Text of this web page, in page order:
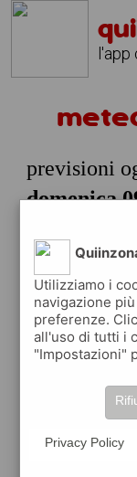
previsioni
domenica
09:00
12:00
Utilizziamo i
navigazione
preferenze.
all'uso di tutti i
"Impostazioni"
Privacy Policy